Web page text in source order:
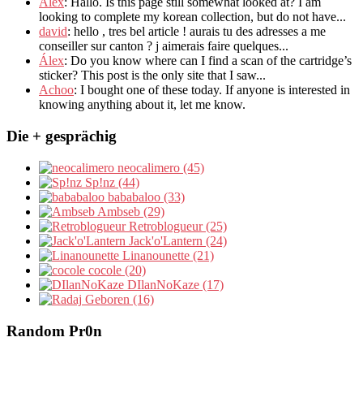
looking to complete my korean collection, but do not have...
david: hello , tres bel article ! aurais tu des adresses a me
conseiller sur canton ? j aimerais faire quelques...
Álex: Do you know where can I find a scan of the cartridge’s
sticker? This post is the only site that I saw...
Achoo: I bought one of these today. If anyone is interested in
knowing anything about it, let me know.
Die + gesprächig
neocalimero (45)
Sp!nz (44)
bababaloo (33)
Ambseb (29)
Retroblogueur (25)
Jack'o'Lantern (24)
Linanounette (21)
cocole (20)
DIlanNoKaze (17)
Geboren (16)
Random Pr0n